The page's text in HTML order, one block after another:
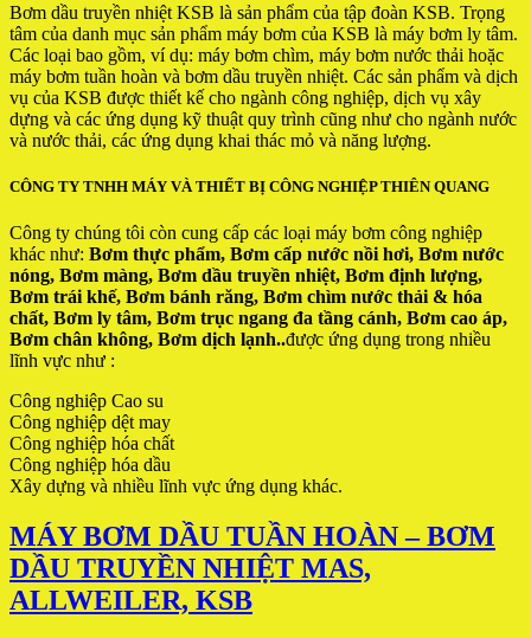
Bơm dầu truyền nhiệt KSB là sản phẩm của tập đoàn KSB. Trọng
tâm của danh mục sản phẩm máy bơm của KSB là máy bơm ly tâm.
Các loại bao gồm, ví dụ: máy bơm chìm, máy bơm nước thải hoặc
máy bơm tuần hoàn và bơm dầu truyền nhiệt. Các sản phẩm và dịch
vụ của KSB được thiết kế cho ngành công nghiệp, dịch vụ xây
dựng và các ứng dụng kỹ thuật quy trình cũng như cho ngành nước
và nước thải, các ứng dụng khai thác mỏ và năng lượng.
CÔNG TY TNHH MÁY VÀ THIẾT BỊ CÔNG NGHIỆP THIÊN QUANG
Công ty chúng tôi còn cung cấp các loại máy bơm công nghiệp
khác như: Bơm thực phẩm, Bơm cấp nước nồi hơi, Bơm nước
nóng, Bơm màng, Bơm dầu truyền nhiệt, Bơm định lượng,
Bơm trái khế, Bơm bánh răng, Bơm chìm nước thải & hóa
chất, Bơm ly tâm, Bơm trục ngang đa tầng cánh, Bơm cao áp,
Bơm chân không, Bơm dịch lạnh..được ứng dụng trong nhiều
lĩnh vực như :
Công nghiệp Cao su
Công nghiệp dệt may
Công nghiệp hóa chất
Công nghiệp hóa dầu
Xây dựng và nhiều lĩnh vực ứng dụng khác.
MÁY BƠM DẦU TUẦN HOÀN – BƠM
DẦU TRUYỀN NHIỆT MAS,
ALLWEILER, KSB